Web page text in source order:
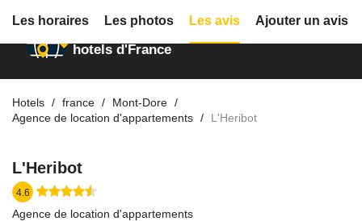
Annuaire des
hotels d'France
Hotels france
Mont-Dore
Agence de location d'appartements
L'Heribot
L'Heribot
4.6
Agence de location d'appartements
Les horaires Les photos Les avis Ajouter un avis